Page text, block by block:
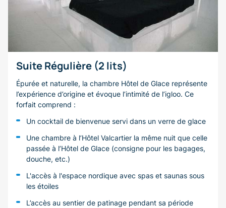
Suite Régulière (2 lits)
Épurée et naturelle, la chambre Hôtel de Glace représente
l’expérience d’origine et évoque l’intimité de l’igloo. Ce
forfait comprend :
Un cocktail de bienvenue servi dans un verre de glace
Une chambre à l’Hôtel Valcartier la même nuit que celle
passée à l’Hôtel de Glace (consigne pour les bagages,
douche, etc.)
L'accès à l'espace nordique avec spas et saunas sous
les étoiles
L’accès au sentier de patinage pendant sa période